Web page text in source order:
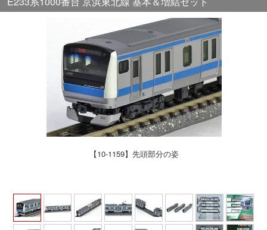
トミーテック
マイクロエース
Bトレインショーティー
タカラトミー（プラレール）
MODEMO(モデモ)
【10-1159】先頭部分の姿